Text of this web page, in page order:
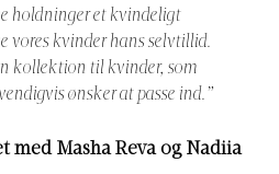
holdninger et kvindeligt
vores kvinder hans selvtillid.
kollektion til kvinder, som
ønsker at passe ind.”
med Masha Reva og Nadiia